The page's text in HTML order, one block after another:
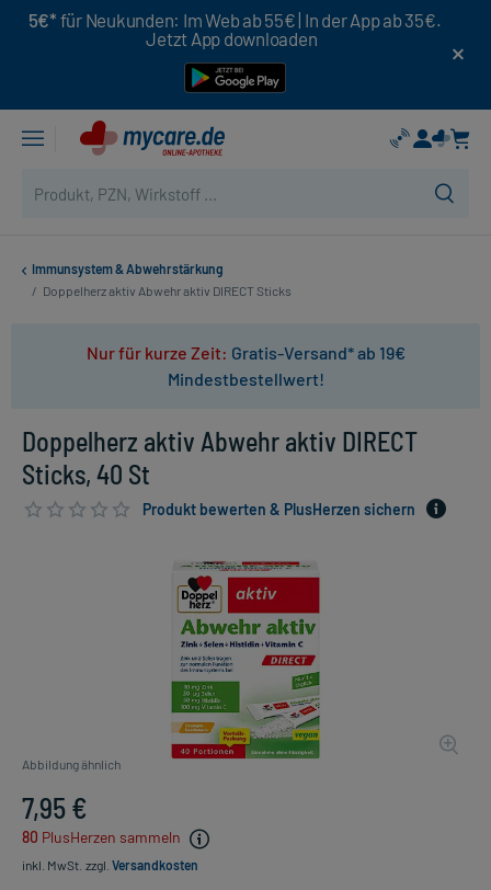
5€* für Neukunden: Im Web ab 55€ | In der App ab 35€.
Jetzt App downloaden
Immunsystem & Abwehrstärkung
/ Doppelherz aktiv Abwehr aktiv DIRECT Sticks
Nur für kurze Zeit: Gratis-Versand* ab 19€
Mindestbestellwert!
Doppelherz aktiv Abwehr aktiv DIRECT
Sticks, 40 St
Produkt bewerten & PlusHerzen sichern
Abbildung ähnlich
7,95 €
80 PlusHerzen sammeln
inkl. MwSt. zzgl. Versandkosten